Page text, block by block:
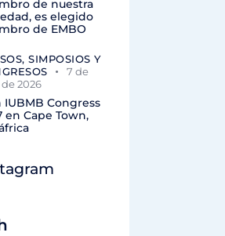
de nuestra
es elegido
de EMBO
SIMPOSIOS Y
7 de
2026
IUBMB Congress
en Cape Town,